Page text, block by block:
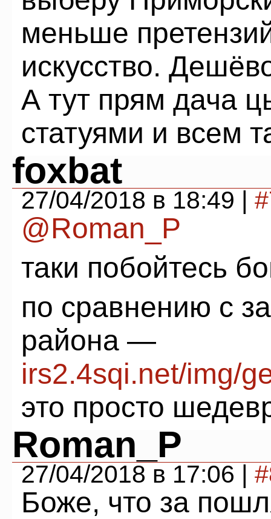
меньше
искусство.
А тут прям дача
статуями и всем
foxbat
27/04/2018 в 18:49 |
@Roman_P
таки побойтесь
по сравнению с
района —
irs2.4sqi.net/img/
это просто
Roman_P
27/04/2018 в 17:06 |
Боже, что за